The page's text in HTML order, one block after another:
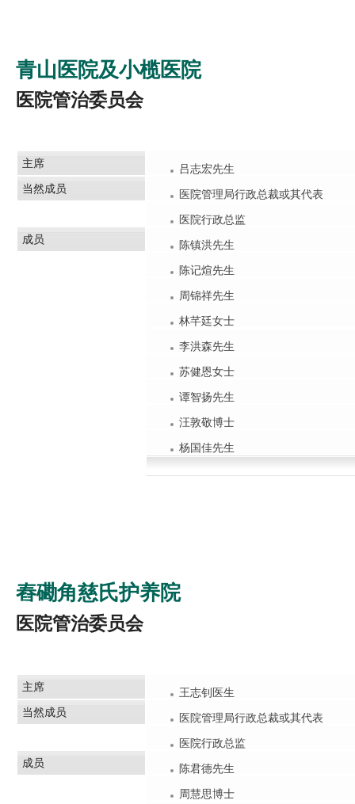
青山医院及小榄医院
医院管治委员会
主席
吕志宏先生
当然成员
医院管理局行政总裁或其代表
医院行政总监
成员
陈镇洪先生
陈记煊先生
周锦祥先生
林芊廷女士
李洪森先生
苏健恩女士
谭智扬先生
汪敦敬博士
杨国佳先生
舂磡角慈氏护养院
医院管治委员会
主席
王志钊医生
当然成员
医院管理局行政总裁或其代表
医院行政总监
成员
陈君德先生
周慧思博士